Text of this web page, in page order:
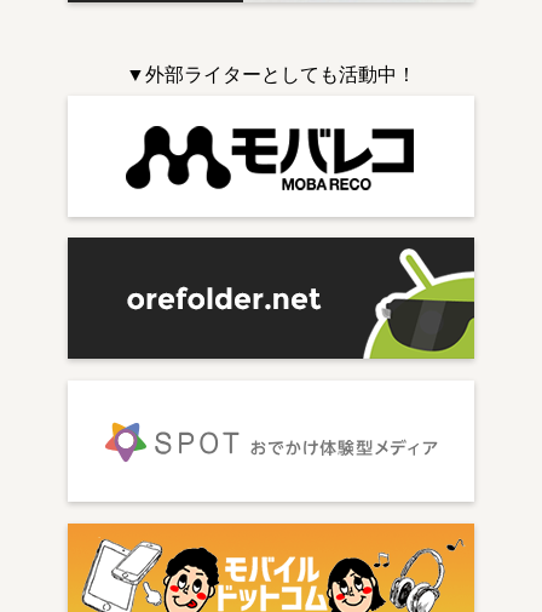
▼外部ライターとしても活動中！